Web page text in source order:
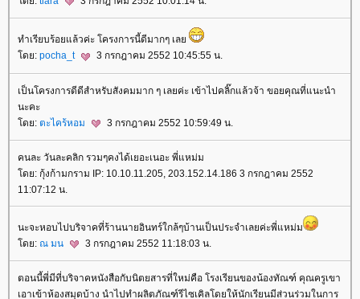
ทำเรียบร้อยแล้วค่ะ โครงการนี้ดีมากๆ เล
ดย: pocha_t 3 กรกฎาคม 2552 10:45:55 น.
เป็นโครงการดีดีสำหรับสังคมมาก ๆ เลยค่ะ เข้าไปคลิ๊กแล้วจ้า ขอยคุณที่แนะนำ
นะคะ
ดย: ตะไคร้หอม 3 กรกฎาคม 2552 10:59:49 น.
คนละ วันละคลิก รวมๆคงได้เยอะเนอะ พี่แหม่ม
ดย: กุ้งก้ามกราม IP: 10.10.11.205, 203.152.14.186 3 กรกฎาคม 2552
11:07:12 น.
นะจะหอบไปบริจาคที่ร้านนายอินทร์ใกล้ๆบ้านเป็นประจำเลยค่ะพี่แหม่ม
ดย: ณ มน 3 กรกฎาคม 2552 11:18:03 น.
ตอนนี้พี่มีที่บริจาคหนังสือกับนิตยสารที่ใหม่คือ โรงเรียนของน้องทัณฑ์ คุณครูเขา
เอาเข้าห้องสมุดบ้าง นำไปทำผลิตภัณฑ์รีไซเคิลโดยให้นักเรียนมีส่วนร่วมในการ